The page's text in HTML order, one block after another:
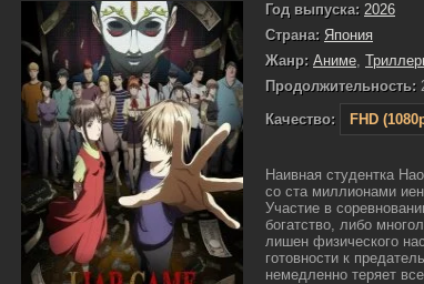
Год выпуска: 2026
Страна: Япония
Жанр: Аниме,
Продолжительность:
Качество:
FHD
Наивная студентка
со ста миллионами
Участие в
богатство, либо
лишен физического
готовности к
немедленно теряет